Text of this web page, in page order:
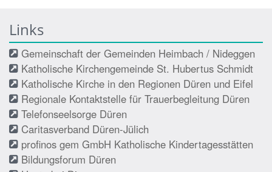
Links
Gemeinschaft der Gemeinden Heimbach / Nideggen
Katholische Kirchengemeinde St. Hubertus Schmidt
Katholische Kirche in den Regionen Düren und Eifel
Regionale Kontaktstelle für Trauerbegleitung Düren
Telefonseelsorge Düren
Caritasverband Düren-Jülich
profinos gem GmbH Katholische Kindertagesstätten
Bildungsforum Düren